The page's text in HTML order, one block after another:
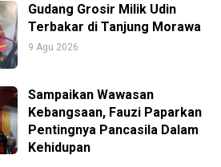
Gudang Grosir Milik Udin
Terbakar di Tanjung Morawa
9 Agu 2026
Sampaikan Wawasan
Kebangsaan, Fauzi Paparkan
Pentingnya Pancasila Dalam
Kehidupan